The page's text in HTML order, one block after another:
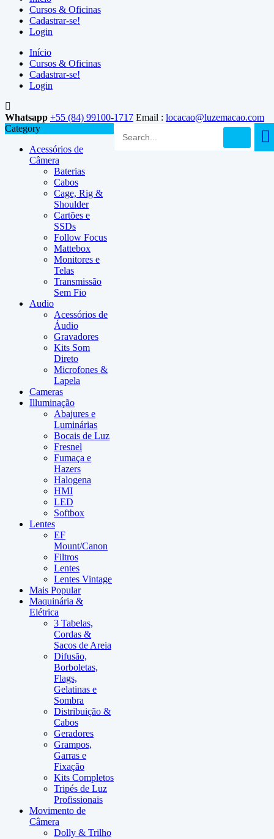
Cursos & Oficinas
Cadastrar-se!
Login
Início
Cursos & Oficinas
Cadastrar-se!
Login
Whatsapp +55 (84) 99100-1717 Email : locacao@luzemacao.com
Category
Acessórios de
Câmera
Baterias
Cabos
Cage, Rig &
Shoulder
Cartões e
SSDs
Follow Focus
Mattebox
Monitores e
Telas
Transmissão
Sem Fio
Audio
Acessórios de
Áudio
Gravadores
Kits Som
Direto
Microfones &
Lapela
Cameras
Illuminação
Abajures e
Luminárias
Bocais de Luz
Fresnel
Fumaça e
Hazers
Halogena
HMI
LED
Softbox
Lentes
EF
Mount/Canon
Filtros
Lentes
Lentes Vintage
Mais Popular
Maquinária &
Elétrica
3 Tabelas,
Cordas &
Sacos de Areia
Difusão,
Borboletas,
Flags,
Gelatinas e
Sombra
Distribuição &
Cabos
Geradores
Grampos,
Garras e
Fixação
Kits Completos
Tripés de Luz
Profissionais
Movimento de
Câmera
Dolly & Trilho